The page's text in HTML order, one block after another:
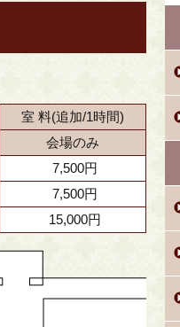
室 料(追加/1時間)
会場のみ
7,500円
7,500円
15,000円